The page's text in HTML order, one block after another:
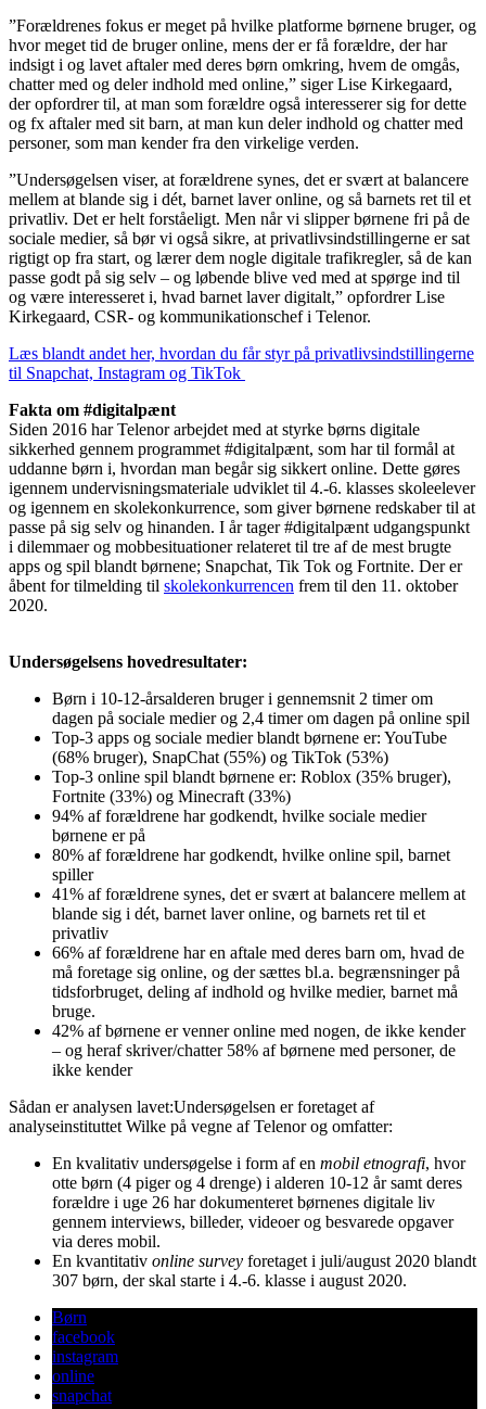
”Forældrenes fokus er meget på hvilke platforme børnene bruger, og
hvor meget tid de bruger online, mens der er få forældre, der har
indsigt i og lavet aftaler med deres børn omkring, hvem de omgås,
chatter med og deler indhold med online,” siger Lise Kirkegaard,
der opfordrer til, at man som forældre også interesserer sig for dette
og fx aftaler med sit barn, at man kun deler indhold og chatter med
personer, som man kender fra den virkelige verden.
”Undersøgelsen viser, at forældrene synes, det er svært at balancere
mellem at blande sig i dét, barnet laver online, og så barnets ret til et
privatliv. Det er helt forståeligt. Men når vi slipper børnene fri på de
sociale medier, så bør vi også sikre, at privatlivsindstillingerne er sat
rigtigt op fra start, og lærer dem nogle digitale trafikregler, så de kan
passe godt på sig selv – og løbende blive ved med at spørge ind til
og være interesseret i, hvad barnet laver digitalt,” opfordrer Lise
Kirkegaard, CSR- og kommunikationschef i Telenor.
Læs blandt andet her, hvordan du får styr på privatlivsindstillingerne
til Snapchat, Instagram og TikTok
Fakta om #digitalpænt
Siden 2016 har Telenor arbejdet med at styrke børns digitale
sikkerhed gennem programmet #digitalpænt, som har til formål at
uddanne børn i, hvordan man begår sig sikkert online. Dette gøres
igennem undervisningsmateriale udviklet til 4.-6. klasses skoleelever
og igennem en skolekonkurrence, som giver børnene redskaber til at
passe på sig selv og hinanden. I år tager #digitalpænt udgangspunkt
i dilemmaer og mobbesituationer relateret til tre af de mest brugte
apps og spil blandt børnene; Snapchat, Tik Tok og Fortnite. Der er
åbent for tilmelding til skolekonkurrencen frem til den 11. oktober
2020.
Undersøgelsens hovedresultater:
Børn i 10-12-årsalderen bruger i gennemsnit 2 timer om
dagen på sociale medier og 2,4 timer om dagen på online spil
Top-3 apps og sociale medier blandt børnene er: YouTube
(68% bruger), SnapChat (55%) og TikTok (53%)
Top-3 online spil blandt børnene er: Roblox (35% bruger),
Fortnite (33%) og Minecraft (33%)
94% af forældrene har godkendt, hvilke sociale medier
børnene er på
80% af forældrene har godkendt, hvilke online spil, barnet
spiller
41% af forældrene synes, det er svært at balancere mellem at
blande sig i dét, barnet laver online, og barnets ret til et
privatliv
66% af forældrene har en aftale med deres barn om, hvad de
må foretage sig online, og der sættes bl.a. begrænsninger på
tidsforbruget, deling af indhold og hvilke medier, barnet må
bruge.
42% af børnene er venner online med nogen, de ikke kender
– og heraf skriver/chatter 58% af børnene med personer, de
ikke kender
Sådan er analysen lavet:Undersøgelsen er foretaget af
analyseinstituttet Wilke på vegne af Telenor og omfatter:
En kvalitativ undersøgelse i form af en mobil etnografi, hvor
otte børn (4 piger og 4 drenge) i alderen 10-12 år samt deres
forældre i uge 26 har dokumenteret børnenes digitale liv
gennem interviews, billeder, videoer og besvarede opgaver
via deres mobil.
En kvantitativ online survey foretaget i juli/august 2020 blandt
307 børn, der skal starte i 4.-6. klasse i august 2020.
Børn
facebook
instagram
online
snapchat